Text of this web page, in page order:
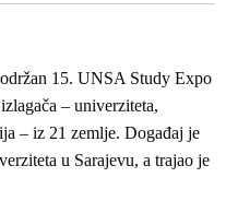
15. UNSA Study Expo
– univerziteta,
– iz 21 zemlje. Događaj je
u Sarajevu, a trajao je